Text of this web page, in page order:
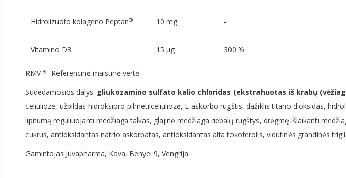
Hidrolizuoto kolageno Peptan® 10 mg -
Vitamino D3 15 μg 300 %
RMV *- Referencinė maistinė vertė.
Sudedamosios dalys: gliukozamino sulfato kalio chloridas (ekstrahuotas iš krabų
celiuliozė, užpildas hidroksipro-pilmetilceliuliozė, L-askorbo rūgštis, dažiklis titano dioksidas,
lipnumą reguliuojanti medžiaga talkas, glajinė medžiaga riebalų rūgštys, drėgmę išlaikanti
cukrus, antioksidantas natrio askorbatas, antioksidantas alfa tokoferolis, vidutinės grandinės
Gamintojas Juvapharma, Kava, Benyei 9, Vengrija